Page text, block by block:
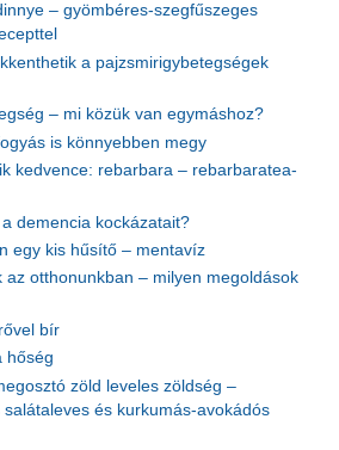
– gyömbéres-szegfűszeges
a pajzsmirigybetegségek
– mi közük van egymáshoz?
is könnyebben megy
kedvence: rebarbara – rebarbaratea-
demencia kockázatait?
egy kis hűsítő – mentavíz
az otthonunkban – milyen megoldások
bír
hőség
zöld leveles zöldség –
és kurkumás-avokádós